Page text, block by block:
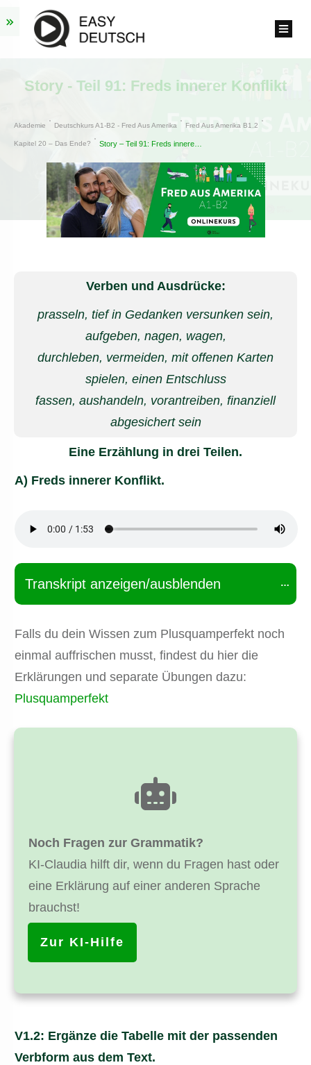
Story - Teil 91: Freds innerer Konflikt
Akademie Deutschkurs A1-B2 - Fred Aus Amerika Fred Aus Amerika B1.2
Kapitel 20 – Das Ende?
Verben und Ausdrücke:
prasseln, tief in Gedanken versunken sein,
aufgeben, nagen, wagen,
durchleben, vermeiden, mit offenen Karten
spielen, einen Entschluss
fassen, aushandeln, vorantreiben, finanziell
abgesichert sein
Eine Erzählung in drei Teilen.
A) Freds innerer Konflikt.
Transkript anzeigen/ausblenden
Falls du dein Wissen zum Plusquamperfekt noch
einmal auffrischen musst, findest du hier die
Erklärungen und separate Übungen dazu:
Plusquamperfekt
Noch Fragen zur Grammatik?
KI-Claudia hilft dir, wenn du Fragen hast oder
eine Erklärung auf einer anderen Sprache
brauchst!
Zur KI-Hilfe
V1.2: Ergänze die Tabelle mit der passenden
Verbform aus dem Text.